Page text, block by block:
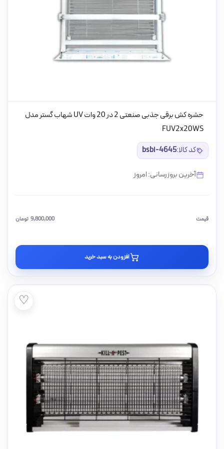
حشره کش برقی جذبی صنعتی 2 در 20 وات UV شهاب گستر مدل
FUV2x20WS
کد کالا:bsbi-4645
آخرین بروزرسانی: امروز
قیمت تومان 9,800,000
افزودن به سبد خرید
♡